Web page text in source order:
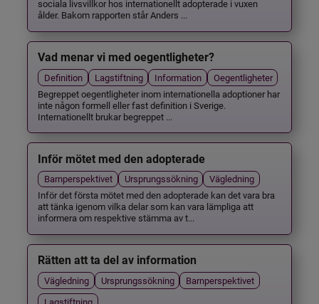
sociala livsvillkor hos internationellt adopterade i vuxen
ålder. Bakom rapporten står Anders ...
Vad menar vi med oegentligheter?
Definition Lagstiftning Information
Oegentligheter
Begreppet oegentligheter inom internationella adoptioner har
inte någon formell eller fast definition i Sverige.
Internationellt brukar begreppet ...
Inför mötet med den adopterade
Barnperspektivet Ursprungssökning
Vägledning
Inför det första mötet med den adopterade kan det vara bra
att tänka igenom vilka delar som kan vara lämpliga att
informera om respektive stämma av t...
Rätten att ta del av information
Vägledning Ursprungssökning
Barnperspektivet
Lagstiftning